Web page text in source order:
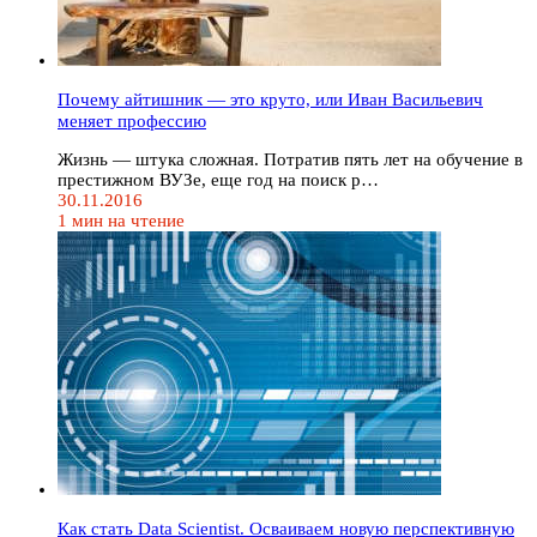
Почему айтишник — это круто, или Иван Васильевич
меняет профессию
Жизнь — штука сложная. Потратив пять лет на обучение в
престижном ВУЗе, еще год на поиск р…
30.11.2016
1 мин на чтение
Как стать Data Scientist. Осваиваем новую перспективную